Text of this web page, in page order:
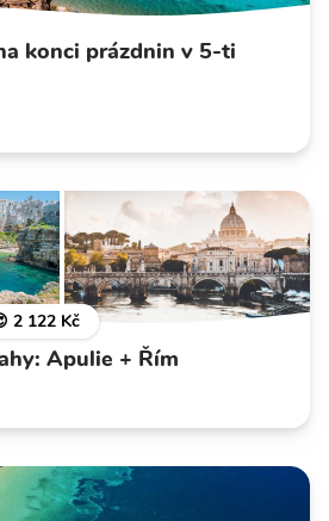
konci prázdnin v 5-ti
2 122 Kč
Apulie + Řím